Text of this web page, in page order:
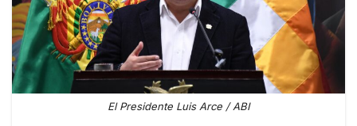
El Presidente Luis Arce / ABI